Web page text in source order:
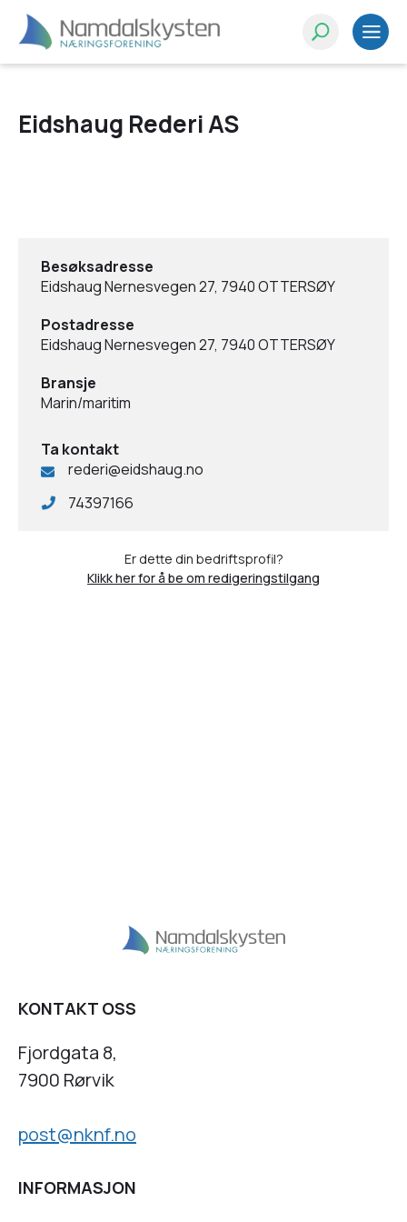
Eidshaug Rederi AS
Besøksadresse
Eidshaug Nernesvegen 27, 7940 OTTERSØY
Postadresse
Eidshaug Nernesvegen 27, 7940 OTTERSØY
Bransje
Marin/maritim
Ta kontakt
rederi@eidshaug.no
74397166
Er dette din bedriftsprofil?
Klikk her for å be om redigeringstilgang
KONTAKT OSS
Fjordgata 8,
7900 Rørvik
post@nknf.no
INFORMASJON